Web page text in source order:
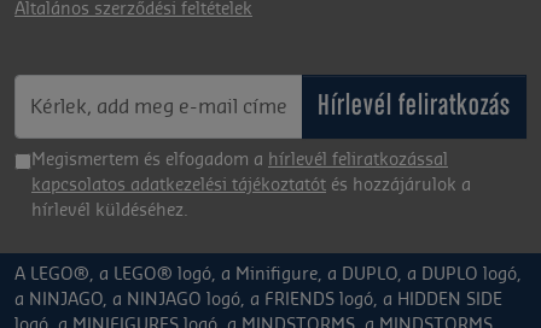
Általános szerződési feltételek
Hírlevél feliratkozás
Megismertem és elfogadom a hírlevél feliratkozással
kapcsolatos adatkezelési tájékoztatót és hozzájárulok a
hírlevél küldéséhez.
A LEGO®, a LEGO® logó, a Minifigure, a DUPLO, a DUPLO logó,
a NINJAGO, a NINJAGO logó, a FRIENDS logó, a HIDDEN SIDE